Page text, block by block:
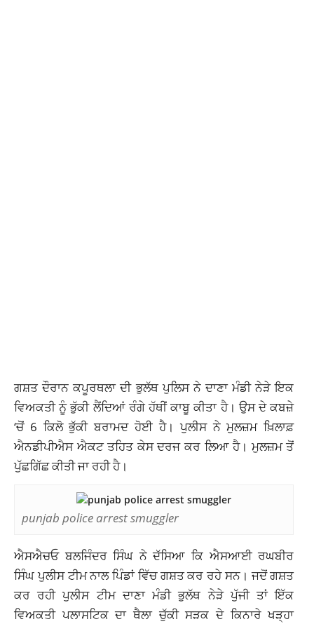
ਗਸ਼ਤ ਦੌਰਾਨ ਕਪੂਰਥਲਾ ਦੀ ਭੁਲੱਥ ਪੁਲਿਸ ਨੇ ਦਾਣਾ ਮੰਡੀਨੇੜੇਇਕ
ਵਿਅਕਤੀ ਨੂੰ ਭੁੱਕੀ ਲੈਂਦਿਆਂ ਰੰਗੇ ਹੱਥੀਂ ਕਾਬੂ ਕੀਤਾ ਹੈ। ਉਸ ਦੇ ਕਬਜ਼ੇ
‘ਚੋਂ 6 ਕਿਲੋ ਭੁੱਕੀ ਬਰਾਮਦ ਹੋਈ ਹੈ। ਪੁਲੀਸ ਨੇ ਮੁਲਜ਼ਮ ਖ਼ਿਲਾਫ਼
ਐਨਡੀਪੀਐਸ ਐਕਟ ਤਹਿਤ ਕੇਸ ਦਰਜ ਕਰ ਲਿਆ ਹੈ। ਮੁਲਜ਼ਮ ਤੋਂ
ਪੁੱਛਗਿੱਛ ਕੀਤੀ ਜਾ ਰਹੀ ਹੈ।
punjab police arrest smuggler
ਐਸਐਚਓ ਬਲਜਿੰਦਰ ਸਿੰਘ ਨੇ ਦੱਸਿਆ ਕਿ ਐਸਆਈ ਰਘਬੀਰ
ਸਿੰਘ ਪੁਲੀਸ ਟੀਮ ਨਾਲ ਪਿੰਡਾਂ ਵਿੱਚ ਗਸ਼ਤ ਕਰ ਰਹੇ ਸਨ। ਜਦੋਂ ਗਸ਼ਤ
ਕਰ ਰਹੀ ਪੁਲੀਸ ਟੀਮ ਦਾਣਾ ਮੰਡੀ ਭੁਲੱਥ ਨੇੜੇ ਪੁੱਜੀ ਤਾਂ ਇੱਕ
ਵਿਅਕਤੀ ਪਲਾਸਟਿਕ ਦਾ ਥੈਲਾ ਚੁੱਕੀ ਸੜਕ ਦੇ ਕਿਨਾਰੇ ਖੜ੍ਹਾ